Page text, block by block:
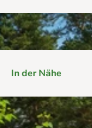
In der Nähe